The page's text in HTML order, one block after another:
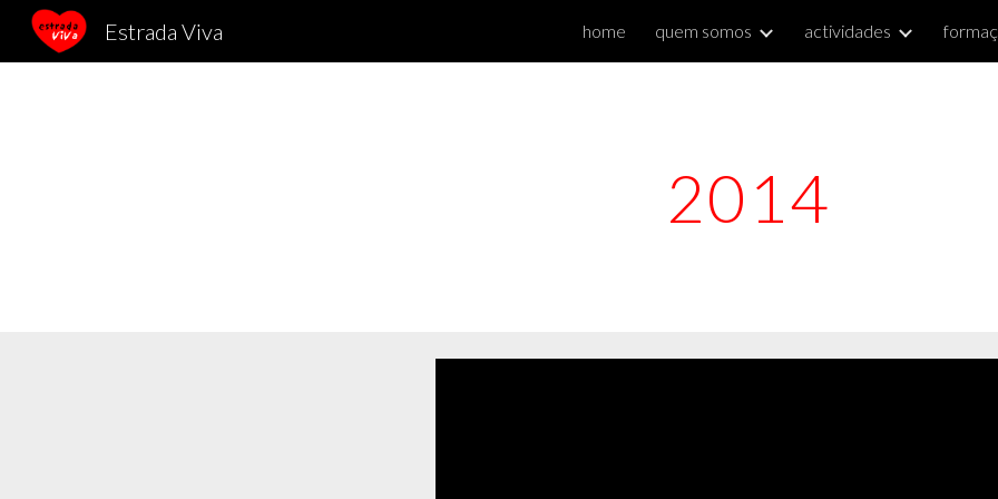
Skip to main content Skip to
Estrada Viva home quem somos actividades
2014